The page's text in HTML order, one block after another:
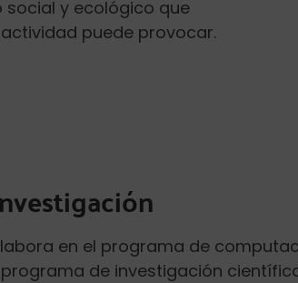
social y ecológico que
puede provocar.
en el programa de
programa de investigación